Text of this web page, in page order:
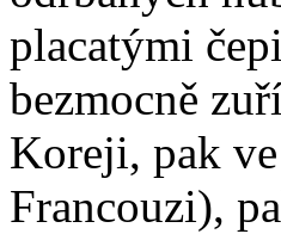
placatými
bezmocně
Koreji, pak
Francouzi),